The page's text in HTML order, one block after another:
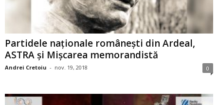
Partidele naţionale româneşti din Ardeal,
ASTRA şi Mişcarea memorandistă
Andrei Cretoiu - nov. 19, 2018 0